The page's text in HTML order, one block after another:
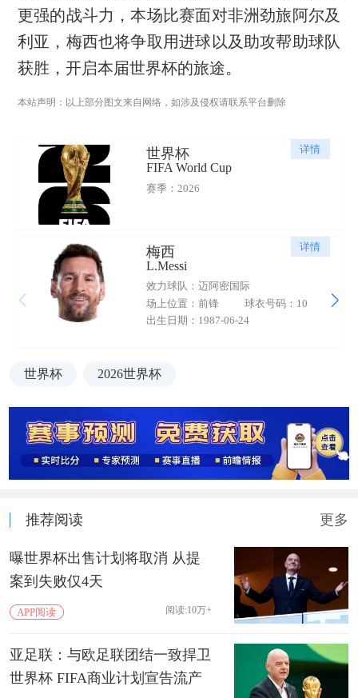
更强的战斗力，本场比赛面对非洲劲旅阿尔及
利亚，梅西也将争取用进球以及助攻帮助球队
获胜，开启本届世界杯的旅途。
本站声明：以上部分图文来自网络，如涉及侵权请联系平台删除
详情
世界杯
FIFA World Cup
赛季：2026
详情
梅西
L.Messi
效力球队：迈阿密国际
场上位置：前锋
球衣号码：10
出生日期：1987-06-24
世界杯 2026世界杯
推荐阅读 更多
曝世界杯出售计划将取消 从提
案到失败仅4天
APP阅读 阅读:10万+
亚足联：与欧足联团结一致捍卫
世界杯 FIFA商业计划宣告流产